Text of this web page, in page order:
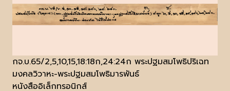
กจ.บ.65/2,5,10,15,18:18ก,24:24ก พระปฐมสมโพธิปริเฉท
มงคลวิวาหะ-พระปฐมสมโพธิมารพันธ์
หนังสืออิเล็กทรอนิกส์